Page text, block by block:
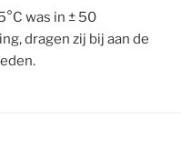
was in ± 50
dragen zij bij aan de